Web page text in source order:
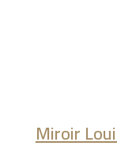
Miroir